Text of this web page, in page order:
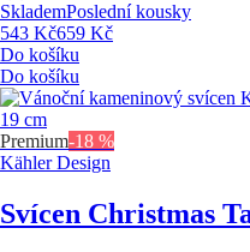
SklademPoslední kousky
543 Kč659 Kč
Do košíku
Do košíku
Premium-18 %
Kähler Design
Svícen Christmas